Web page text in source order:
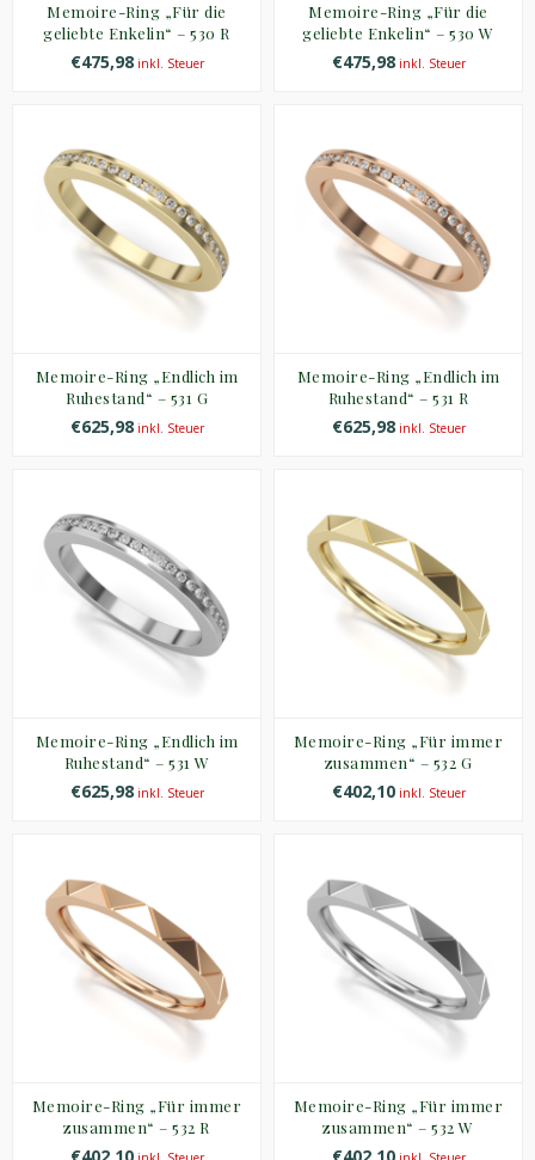
Memoire-Ring „Für die
geliebte Enkelin“ – 530 R
€475,98inkl. Steuer
Memoire-Ring „Für die
geliebte Enkelin“ – 530 W
€475,98inkl. Steuer
Memoire-Ring „Endlich im
Ruhestand“ – 531 G
€625,98inkl. Steuer
Memoire-Ring „Endlich im
Ruhestand“ – 531 R
€625,98inkl. Steuer
Memoire-Ring „Endlich im
Ruhestand“ – 531 W
€625,98inkl. Steuer
Memoire-Ring „Für immer
zusammen“ – 532 G
€402,10inkl. Steuer
Memoire-Ring „Für immer
zusammen“ – 532 R
Memoire-Ring „Für immer
zusammen“ – 532 W